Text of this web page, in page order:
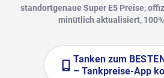
standortgenaue Super E5 Preise,
minütlich aktualisiert,
Tanken zum
– Tankpreise-App